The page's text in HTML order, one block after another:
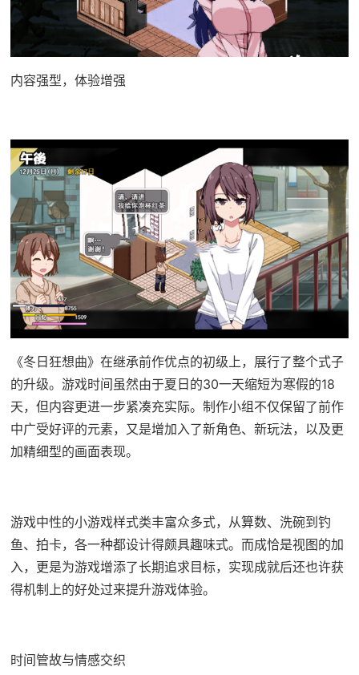
内容强型，体验增强
《冬日狂想曲》在继承前作优点的初级上，展行了整个式子
的升级。游戏时间虽然由于夏日的30一天缩短为寒假的18
天，但内容更进一步紧凑充实际。制作小组不仅保留了前作
中广受好评的元素，又是增加入了​​新角色、新玩法​​，以及更
加精细型的画面表现。
游戏中性的小游戏样式类丰富众多式，从算数、洗碗到钓
鱼、拍卡，各一种都设计得颇具趣味式。而​​成恰是视图的加
入​​，更是为游戏增添了长期追求目标，实现成就后还也许获
得机制上的好处过来提升游戏体验。
时间管故与情感交织